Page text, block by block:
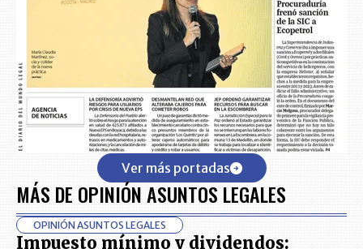
Ver más portadas
MÁS DE OPINIÓN ASUNTOS LEGALES
OPINIÓN ASUNTOS LEGALES
Impuesto mínimo y dividendos: